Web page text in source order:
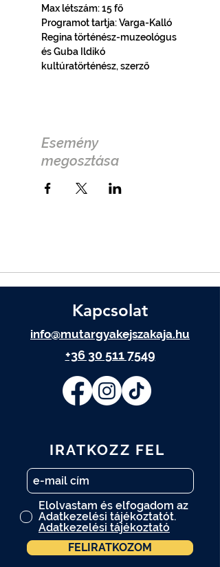
Max létszám: 15 fő
Programot tartja: Varga-Kalló
Regina történész-muzeológus
és Guba Ildikó
kultúratörténész, szerző
Esemény
megosztása
Kapcsolat
info@mutargyakejszakaja.hu
+36 30 511 7549
IRATKOZZ FEL
Elolvastam és elfogadom az
Adatkezelési tájékoztatót.
Adatkezelési tájékoztató
FELIRATKOZOM